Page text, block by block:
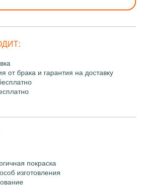
от брака и гарантия на доставку
покраска
изготовления